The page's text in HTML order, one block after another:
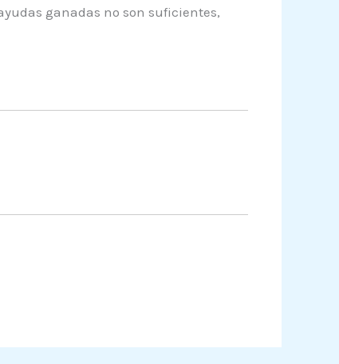
ganadas no son suficientes,